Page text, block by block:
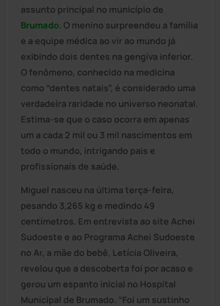
assunto principal no município de
Brumado. O menino surpreendeu a família
e a equipe médica ao vir ao mundo já
exibindo dois dentes na gengiva inferior.
O fenômeno, conhecido na medicina
como “dentes natais”, é considerado uma
verdadeira raridade no universo neonatal.
Estima-se que o caso ocorra em apenas
um a cada 2 mil ou 3 mil nascimentos em
todo o mundo, intrigando pais e
profissionais de saúde.
Miguel nasceu na última terça-feira,
pesando 3,265 kg e medindo 49
centímetros. Em entrevista ao site Achei
Sudoeste e ao Programa Achei Sudoeste
no Ar, a mãe do bebê, Letícia Oliveira,
revelou que a descoberta foi por acaso e
gerou um espanto inicial no Hospital
Municipal de Brumado. “Foi um sustinho